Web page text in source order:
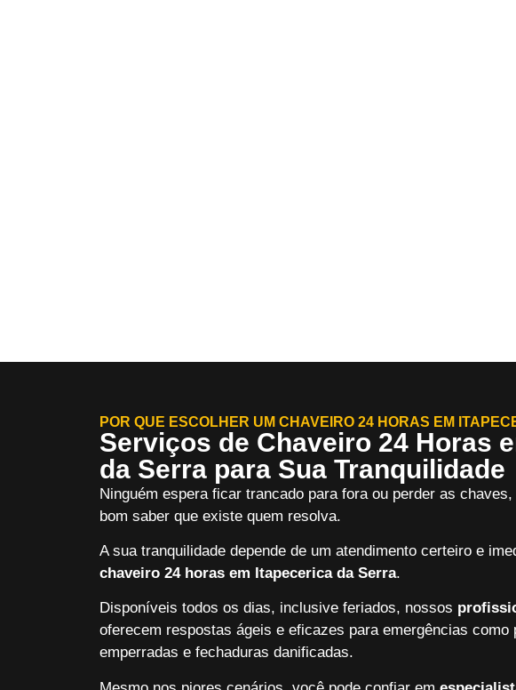
POR QUE ESCOLHER UM CHAVEIRO 24 HORAS EM
Serviços de Chaveiro 24 Horas
da Serra para Sua Tranquilidade
Ninguém espera ficar trancado para fora ou perder as
bom saber que existe quem resolva.
A sua tranquilidade depende de um atendimento certeiro e
chaveiro 24 horas em Itapecerica da Serra.
Disponíveis todos os dias, inclusive feriados, nossos
oferecem respostas ágeis e eficazes para emergências como
emperradas e fechaduras danificadas.